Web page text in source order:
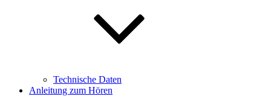
Technische Daten
Anleitung zum Hören